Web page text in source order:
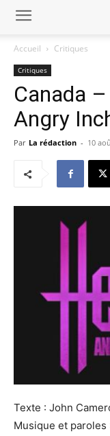
Accueil Critiques
Critiques
Canada
Angry
Par La rédaction - 10
Texte : John
Musique et paroles